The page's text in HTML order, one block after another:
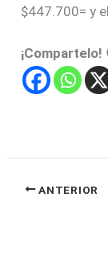
$447.700= y
¡Compartelo!
ANTERIOR